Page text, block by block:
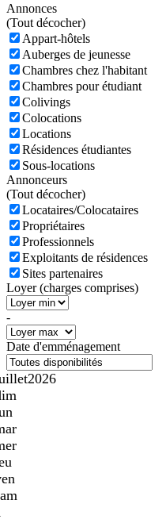
Annonces
(Tout décocher)
Appart-hôtels
Auberges de jeunesse
Chambres chez l'habitant
Chambres pour étudiant
Colivings
Colocations
Locations
Résidences étudiantes
Sous-locations
Annonceurs
(Tout décocher)
Locataires/Colocataires
Propriétaires
Professionnels
Exploitants de résidences
Sites partenaires
Loyer (charges comprises)
-
Date d'emménagement
2026